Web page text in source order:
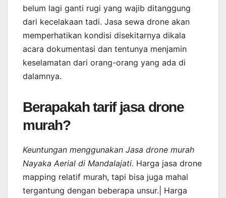
belum lagi ganti rugi yang wajib ditanggung
dari kecelakaan tadi. Jasa sewa drone akan
memperhatikan kondisi disekitarnya dikala
acara dokumentasi dan tentunya menjamin
keselamatan dari orang-orang yang ada di
dalamnya.
Berapakah tarif jasa drone
murah?
Keuntungan menggunakan Jasa drone murah
Nayaka Aerial di Mandalajati. Harga jasa drone
mapping relatif murah, tapi bisa juga mahal
tergantung dengan beberapa unsur.| Harga